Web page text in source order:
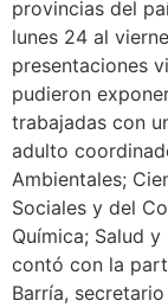
provincias del
lunes 24 al
presentaciones
pudieron
trabajadas con
adulto
Ambientales;
Sociales y del
Química; Salud
contó con la
Barría,